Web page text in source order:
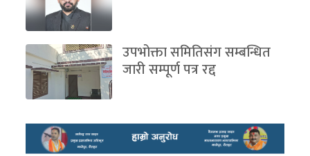
उपभोक्ता समितिसंग सम्बन्धित
जारी सम्पूर्ण पत्र रद्द